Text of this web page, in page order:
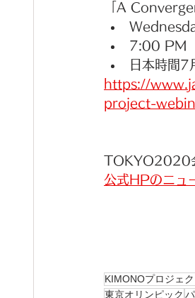
「A
7:00 PM
日本時間
https://
project-
TOKYO2020
公式HPのニュ
KIMONOプロジェク
東京オリンピック